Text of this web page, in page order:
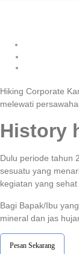
Hiking Corporate
melewati
History
Dulu periode tahun
sesuatu yang
kegiatan yang
Bagi Bapak/Ibu
mineral dan jas
Pesan Sekarang